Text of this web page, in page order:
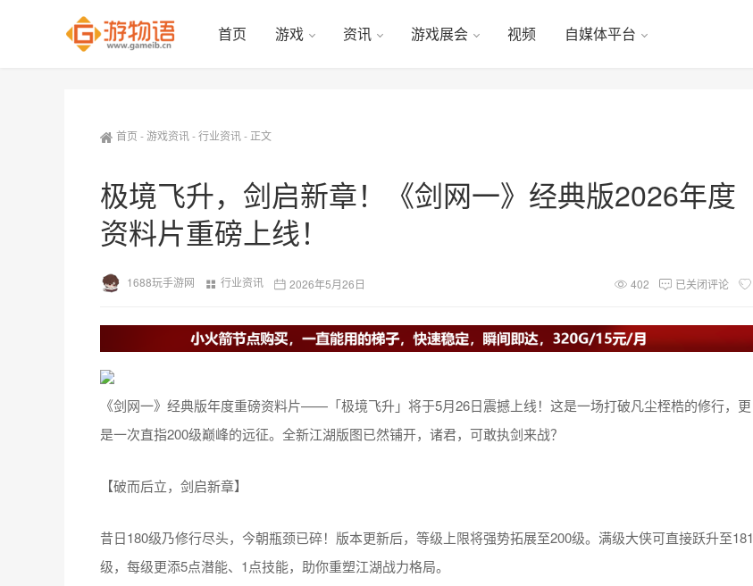
首页 游戏 资讯 游戏展会 视频 自媒体平台
首页 -游戏资讯-行业资讯- 正文
极境飞升，剑启新章！《剑网一》经典版2026年度
资料片重磅上线！
1688玩手游网 行业资讯 2026年5月26日 402 已关闭评论
《剑网一》经典版年度重磅资料片——「极境飞升」将于5月26日震撼上线！这是一场打破凡尘桎梏的修行，更
是一次直指200级巅峰的远征。全新江湖版图已然铺开，诸君，可敢执剑来战？
【破而后立，剑启新章】
昔日180级乃修行尽头，今朝瓶颈已碎！版本更新后，等级上限将强势拓展至200级。满级大侠可直接跃升至181
级，每级更添5点潜能、1点技能，助你重塑江湖战力格局。